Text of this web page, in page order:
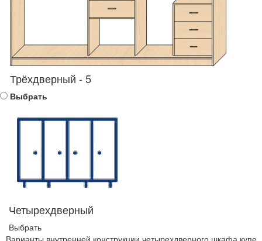
Трёхдверный - 5
Выбрать
Четырехдверный
Выбрать
Варианты внутренней конструкции четырехдверного шкафа купе